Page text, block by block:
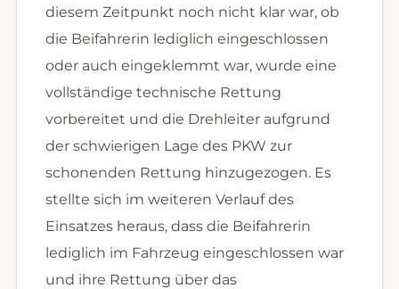
diesem Zeitpunkt noch nicht klar war, ob
die Beifahrerin lediglich eingeschlossen
oder auch eingeklemmt war, wurde eine
vollständige technische Rettung
vorbereitet und die Drehleiter aufgrund
der schwierigen Lage des PKW zur
schonenden Rettung hinzugezogen. Es
stellte sich im weiteren Verlauf des
Einsatzes heraus, dass die Beifahrerin
lediglich im Fahrzeug eingeschlossen war
und ihre Rettung über das